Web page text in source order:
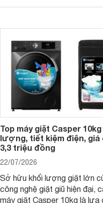
Top máy giặt Casper
lượng, tiết kiệm điện,
3,3 triệu đồng
22/07/2026
Sở hữu khối lượng giặt lớn
công nghệ giặt giũ hiện đại,
máy giặt Casper 10kg là lựa